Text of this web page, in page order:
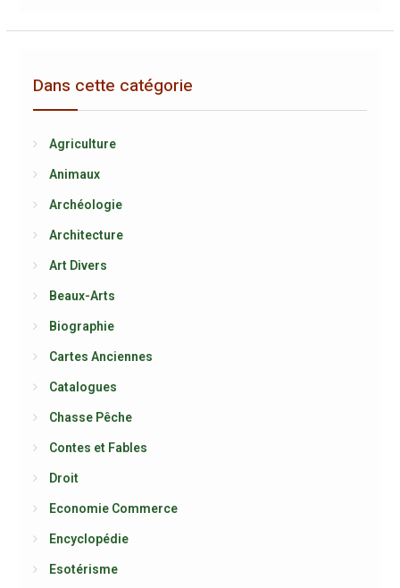
Dans cette catégorie
Agriculture
Animaux
Archéologie
Architecture
Art Divers
Beaux-Arts
Biographie
Cartes Anciennes
Catalogues
Chasse Pêche
Contes et Fables
Droit
Economie Commerce
Encyclopédie
Esotérisme